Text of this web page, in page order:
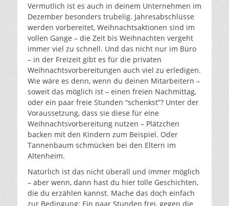
Vermutlich ist es auch in deinem Unternehmen im
Dezember besonders trubelig. Jahresabschlüsse
werden vorbereitet, Weihnachtsaktionen sind im
vollen Gange – die Zeit bis Weihnachten vergeht
immer viel zu schnell. Und das nicht nur im Büro
– in der Freizeit gibt es für die privaten
Weihnachtsvorbereitungen auch viel zu erledigen.
Wie wäre es denn, wenn du deinen Mitarbeitern –
soweit das möglich ist – einen freien Nachmittag,
oder ein paar freie Stunden “schenkst”? Unter der
Voraussetzung, dass sie diese für eine
Weihnachtsvorbereitung nutzen – Plätzchen
backen mit den Kindern zum Beispiel. Oder
Tannenbaum schmücken bei den Eltern im
Altenheim.
Natürlich ist das nicht überall und immer möglich
– aber wenn, dann hast du hier tolle Geschichten,
die du erzählen kannst. Mache das doch einfach
zur Bedingung: Ein paar Stunden frei, gegen die